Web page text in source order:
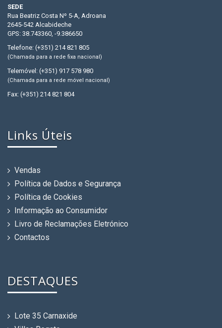
SEDE
Rua Beatriz Costa Nº 5-A, Adroana
2645-542 Alcabideche
GPS: 38.743360, -9.386650
Telefone: (+351) 214 821 805
(Chamada para a rede fixa nacional)
Telemóvel: (+351) 917 578 980
(Chamada para a rede móvel nacional)
Fax: (+351) 214 821 804
Links Úteis
Vendas
Política de Dados e Segurança
Política de Cookies
Informação ao Consumidor
Livro de Reclamações Eletrónico
Contactos
DESTAQUES
Lote 35 Carnaxide